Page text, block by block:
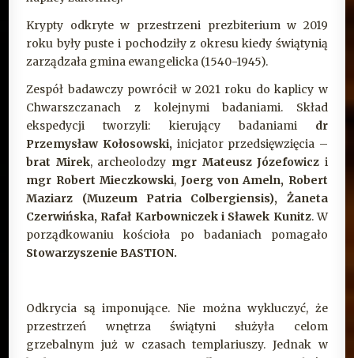
Krypty odkryte w przestrzeni prezbiterium w 2019
roku były puste i pochodziły z okresu kiedy świątynią
zarządzała gmina ewangelicka (1540-1945).
Zespół badawczy powrócił w 2021 roku do kaplicy w
Chwarszczanach z kolejnymi badaniami. Skład
ekspedycji tworzyli: kierujący badaniami dr
Przemysław Kołosowski,inicjator przedsięwzięcia –
brat Mirek, archeolodzy mgr Mateusz Józefowicz i
mgr Robert Mieczkowski, Joerg von Ameln, Robert
Maziarz (Muzeum Patria Colbergiensis), Żaneta
Czerwińska, Rafał Karbowniczek i Sławek Kunitz. W
porządkowaniu kościoła po badaniach pomagało
Stowarzyszenie BASTION.
Odkrycia są imponujące. Nie można wykluczyć, że
przestrzeń wnętrza świątyni służyła celom
grzebalnym już w czasach templariuszy. Jednak w